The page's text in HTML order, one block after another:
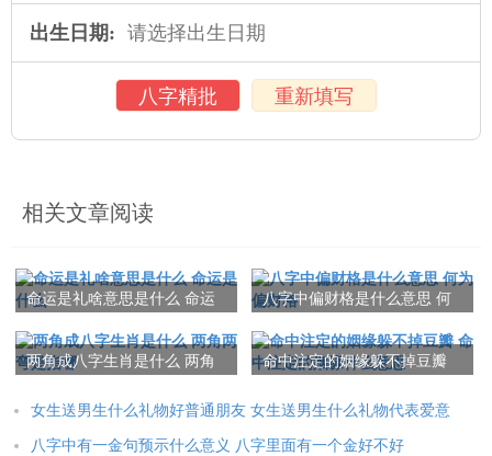
出生日期:
八字精批 重新填写
相关文章阅读
命运是礼啥意思是什么 命运
八字中偏财格是什么意思 何
两角成八字生肖是什么 两角
命中注定的姻缘躲不掉豆瓣
女生送男生什么礼物好普通朋友 女生送男生什么礼物代表爱意
八字中有一金句预示什么意义 八字里面有一个金好不好